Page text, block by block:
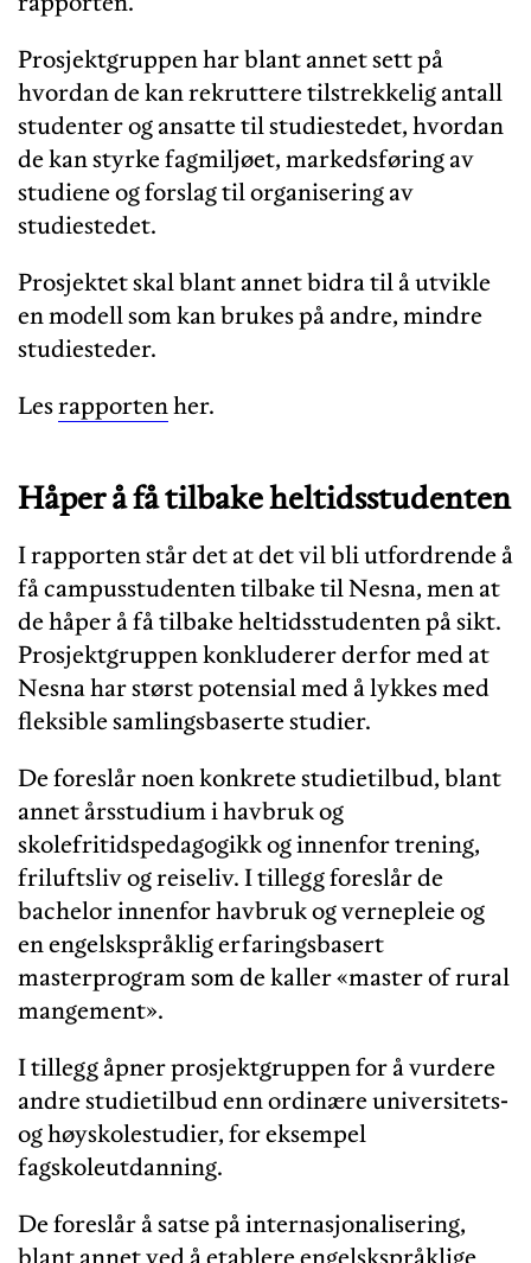
Prosjektgruppen har blant annet sett på
hvordan de kan rekruttere tilstrekkelig antall
studenter og ansatte til studiestedet, hvordan
de kan styrke fagmiljøet, markedsføring av
studiene og forslag til organisering av
studiestedet.
Prosjektet skal blant annet bidra til å utvikle
en modell som kan brukes på andre, mindre
studiesteder.
Lesrapportenher.
Håper å få tilbake heltidsstudenten
I rapporten står det at det vil bli utfordrende å
få campusstudenten tilbake til Nesna, men at
de håper å få tilbake heltidsstudenten på sikt.
Prosjektgruppen konkluderer derfor med at
Nesna har størst potensial med å lykkes med
fleksible samlingsbaserte studier.
De foreslår noen konkrete studietilbud, blant
annet årsstudium i havbruk og
skolefritidspedagogikk og innenfor trening,
friluftsliv og reiseliv. I tillegg foreslår de
bachelor innenfor havbruk og vernepleie og
en engelskspråklig erfaringsbasert
masterprogram som de kaller «master of rural
mangement».
I tillegg åpner prosjektgruppen for å vurdere
andre studietilbud enn ordinære universitets-
og høyskolestudier, for eksempel
fagskoleutdanning.
De foreslår å satse på internasjonalisering,